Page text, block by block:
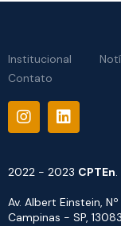
Institucional
Contato
2022 - 2023 CPTEn
Av. Albert Einstein,
Campinas - SP,